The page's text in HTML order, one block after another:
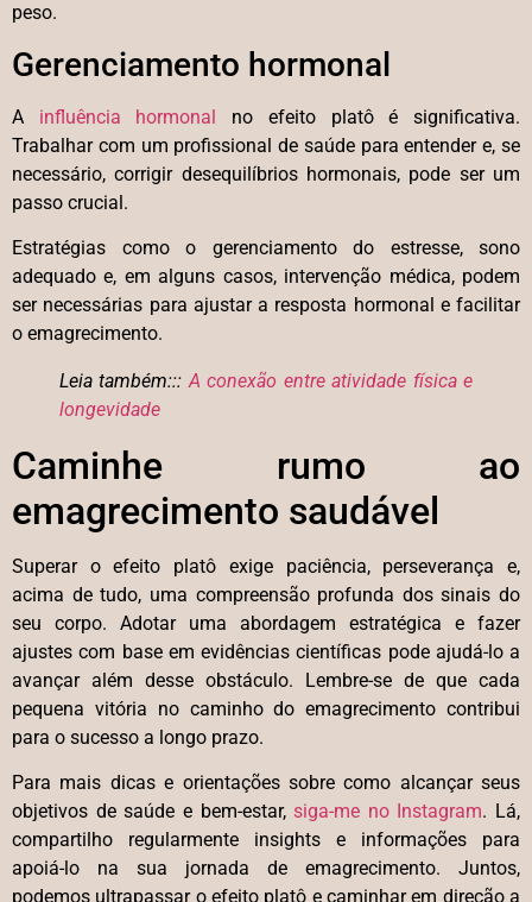
peso.
Gerenciamento hormonal
A influência hormonal no efeito platô é significativa.
Trabalhar com um profissional de saúde para entender e, se
necessário, corrigir desequilíbrios hormonais, pode ser um
passo crucial.
Estratégias como o gerenciamento do estresse, sono
adequado e, em alguns casos, intervenção médica, podem
ser necessárias para ajustar a resposta hormonal e facilitar
o emagrecimento.
Leia também:::A conexão entre atividade física e
longevidade
Caminhe rumo ao
emagrecimento saudável
Superar o efeito platô exige paciência, perseverança e,
acima de tudo, uma compreensão profunda dos sinais do
seu corpo. Adotar uma abordagem estratégica e fazer
ajustes com base em evidências científicas pode ajudá-lo a
avançar além desse obstáculo. Lembre-se de que cada
pequena vitória no caminho do emagrecimento contribui
para o sucesso a longo prazo.
Para mais dicas e orientações sobre como alcançar seus
objetivos de saúde e bem-estar,siga-me no Instagram. Lá,
compartilho regularmente insights e informações para
apoiá-lo na sua jornada de emagrecimento. Juntos,
podemos ultrapassar o efeito platô e caminhar em direção a